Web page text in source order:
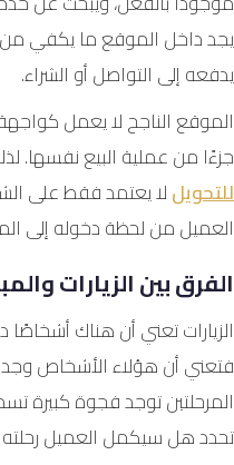
يجد داخل الموقع ما يكفي من
يدفعه إلى التواصل أو الشراء.
الموقع الناجح لا يعمل
جزءًا من عملية البيع نفسها.
للتحويللا يعتمد فقط على
العميل من لحظة دخوله إلى
الفرق بين الزيارات
الزيارات تعني أن هناك أشخاصًا
فتعني أن هؤلاء الأشخاص
المرحلتين توجد فجوة كبيرة
تحدد هل سيكمل العميل رحلته